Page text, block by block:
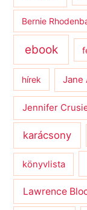
Bernie
ebook
hírek Jane
Jennifer
karácsony
könyvlista
Lawrence